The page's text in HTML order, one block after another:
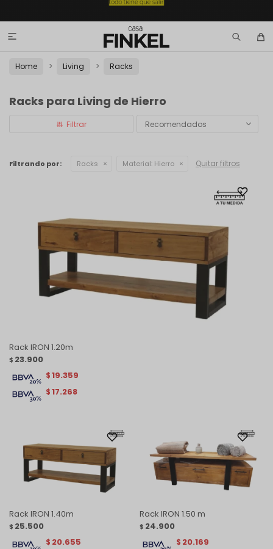

Home Living Racks
Racks para Living de Hierro
Recomendados
Filtrando por: Racks Material: Hierro Quitar filtros
Rack IRON 1.20m
$ 23.900
$17.268
$19.359
Rack IRON 1.40m
$ 25.500
$ 20.655
Rack IRON 1.50 m
$ 24.900
$ 20.169